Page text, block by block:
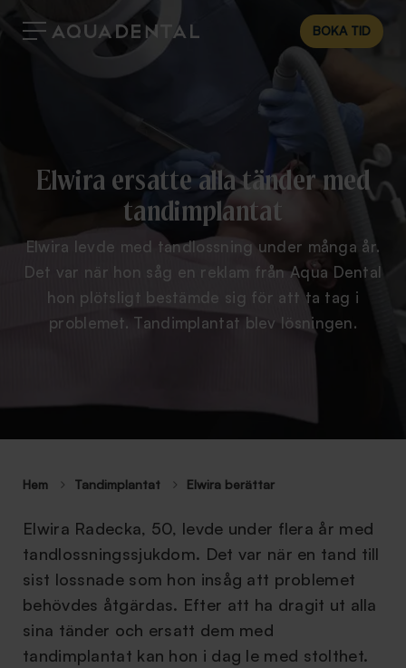
BOKA TID
Elwira ersatte alla tänder med
tandimplantat
Elwira levde med tandlossning under många år.
Det var när hon såg en reklam från Aqua Dental
hon plötsligt bestämde sig för att ta tag i
problemet. Tandimplantat blev lösningen.
Hem Tandimplantat Elwira berättar
Elwira Radecka, 50, levde under flera år med
tandlossningssjukdom. Det var när en tand till
sist lossnade som hon insåg att problemet
behövdes åtgärdas. Efter att ha dragit ut alla
sina tänder och ersatt dem med
tandimplantat kan hon i dag le med stolthet.